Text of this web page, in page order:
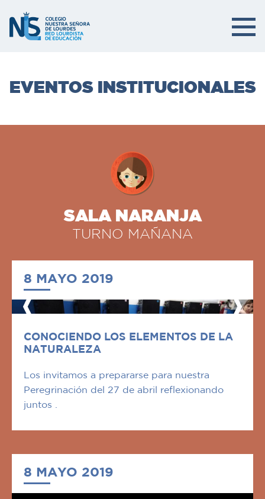
EVENTOS INSTITUCIONALES
SALA NARANJA
TURNO MAÑANA
8 MAYO 2019
CONOCIENDO LOS ELEMENTOS DE LA
NATURALEZA
Los invitamos a prepararse para nuestra
Peregrinación del 27 de abril reflexionando
juntos .
8 MAYO 2019